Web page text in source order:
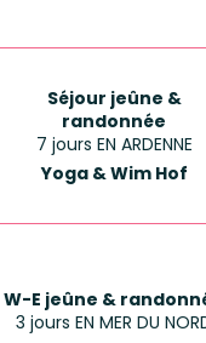
Séjour jeûne &
randonnée
7 jours EN ARDENNE
Yoga & Wim Hof
W-E jeûne &
3 jours EN MER DU